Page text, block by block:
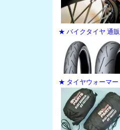
★ バイクタイヤ 通販
★ タイヤウォーマー